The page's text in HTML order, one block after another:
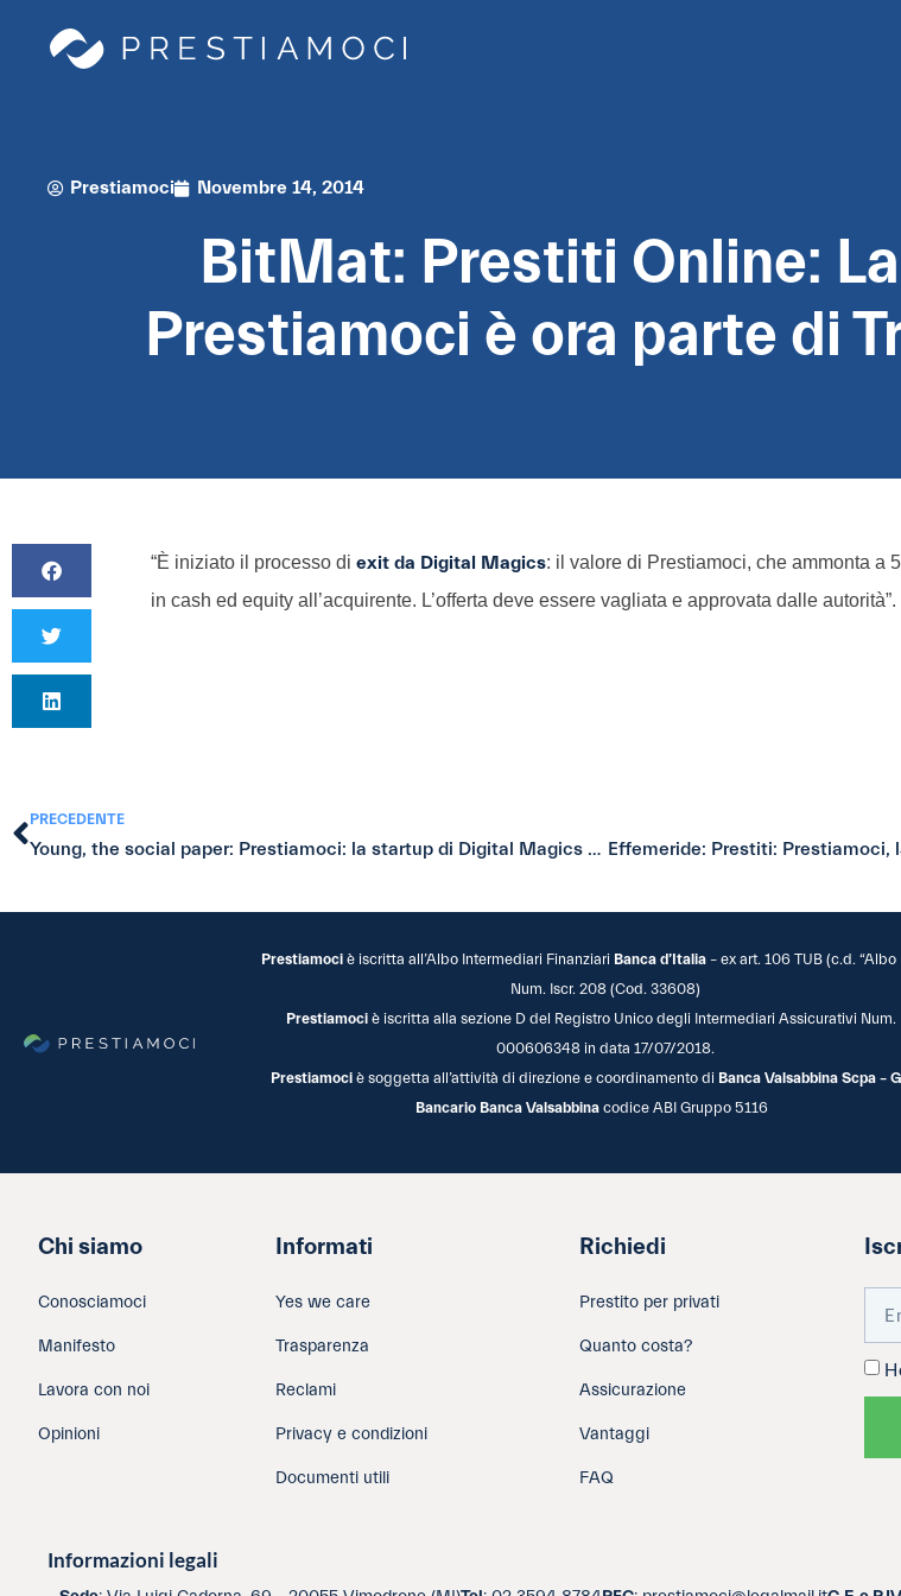
Prestiamoci Novembre 14, 2014
BitMat: Prestiti Online:
Prestiamoci è ora parte di
“È iniziato il processo diexit da Digital Magics: il valore di Prestiamoci, che ammonta a
in cash ed equity all’acquirente. L’offerta deve essere vagliata e approvata dalle autorità”.
PRECEDENTE
Young, the social paper: Prestiamoci: la startup di Digital Magics acquisita da TrustBuddy
Prestiamoci è iscritta all’Albo Intermediari Finanziari Banca d’Italia – ex art. 106 TUB (c.d. “Albo
Num. Iscr. 208 (Cod. 33608)
Prestiamociè iscritta alla sezione D del Registro Unico degli Intermediari Assicurativi Num.
000606348 in data 17/07/2018.
Prestiamociè soggetta all’attività di direzione e coordinamento di Banca Valsabbina Scpa –
Bancario Banca Valsabbina codice ABI Gruppo 5116
Chi siamo
Conosciamoci
Manifesto
Lavora con noi
Opinioni
Informati
Yes we care
Trasparenza
Reclami
Privacy e condizioni
Documenti utili
Richiedi
Prestito per privati
Quanto costa?
Assicurazione
Vantaggi
FAQ
Informazioni legali